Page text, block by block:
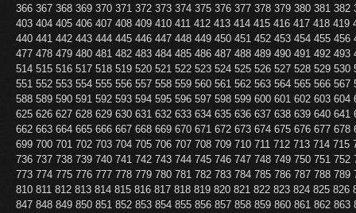
366 367 368 369 370 371 372 373 374 375 376 377 378 379 380 381 382
403 404 405 406 407 408 409 410 411 412 413 414 415 416 417 418 419
440 441 442 443 444 445 446 447 448 449 450 451 452 453 454 455 456
477 478 479 480 481 482 483 484 485 486 487 488 489 490 491 492 493
514 515 516 517 518 519 520 521 522 523 524 525 526 527 528 529 530
551 552 553 554 555 556 557 558 559 560 561 562 563 564 565 566 567
588 589 590 591 592 593 594 595 596 597 598 599 600 601 602 603 604
625 626 627 628 629 630 631 632 633 634 635 636 637 638 639 640 641
662 663 664 665 666 667 668 669 670 671 672 673 674 675 676 677 678
699 700 701 702 703 704 705 706 707 708 709 710 711 712 713 714 715
736 737 738 739 740 741 742 743 744 745 746 747 748 749 750 751 752
773 774 775 776 777 778 779 780 781 782 783 784 785 786 787 788 789
810 811 812 813 814 815 816 817 818 819 820 821 822 823 824 825 826
847 848 849 850 851 852 853 854 855 856 857 858 859 860 861 862 863